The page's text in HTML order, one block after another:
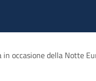
occasione della Notte